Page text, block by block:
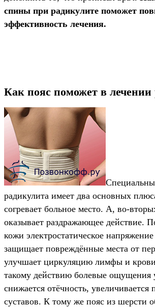
спины при радикулите поможет
эффективность лечения.
Как пояс поможет в лечении
радикулита имеет два основных
согревает больное место. А, во-
оказывает раздражающее действие.
кожи электростатическое
защищает повреждённые места от
улучшает циркуляцию лимфы и
такому действию болевые ощущения
снижается отёчность, увеличивается
суставов. К тому же пояс из шерсти